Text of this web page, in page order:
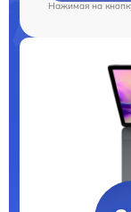
Нажимая на